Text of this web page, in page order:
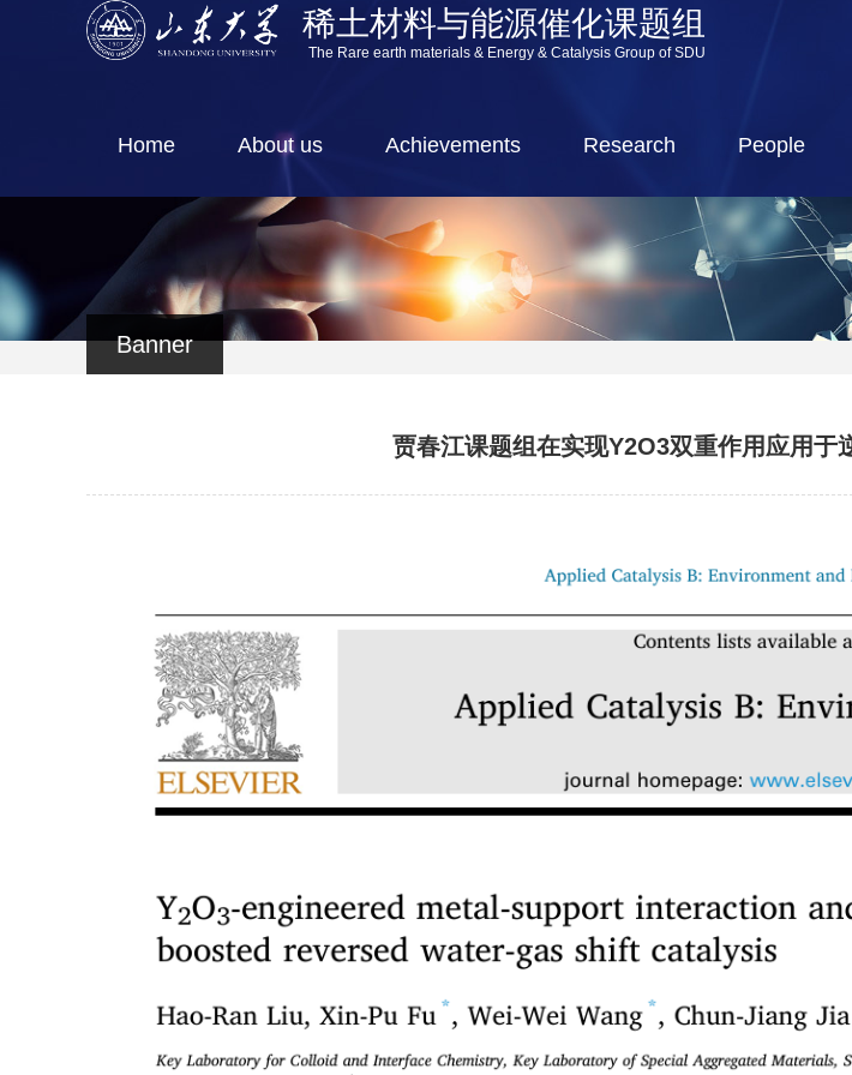
稀土材料与能源催化课题组
The Rare earth materials & Energy & Catalysis Group of SDU
Home About us Achievements Research People
Banner
贾春江课题组在实现Y2O3双重作用应用于